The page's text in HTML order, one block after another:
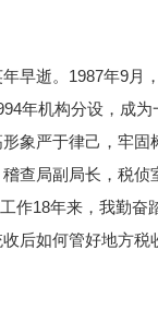
早逝。1987年9
年机构分设，成
象严于律己，牢
查局副局长，税
作18年来，我勤
后如何管好地方